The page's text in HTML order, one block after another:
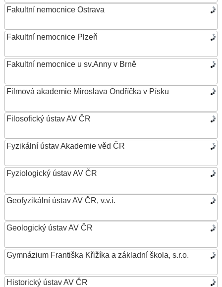
Fakultní nemocnice Ostrava
Fakultní nemocnice Plzeň
Fakultní nemocnice u sv.Anny v Brně
Filmová akademie Miroslava Ondříčka v Písku
Filosofický ústav AV ČR
Fyzikální ústav Akademie věd ČR
Fyziologický ústav AV ČR
Geofyzikální ústav AV ČR, v.v.i.
Geologický ústav AV ČR
Gymnázium Františka Křižíka a základní škola, s.r.o.
Historický ústav AV ČR